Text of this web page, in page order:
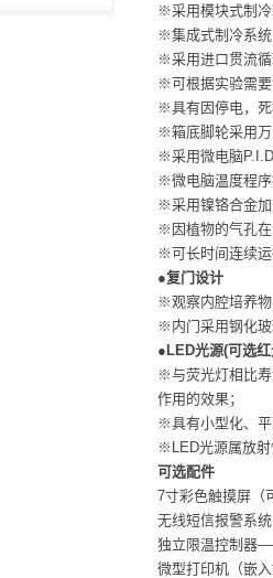
※采用模块式制冷
※集成式制冷系统
※采用进口贯流循
※可根据实验需要
※具有因停电，死
※箱底脚轮采用万
※采用微电脑
※微电脑温度程序
※采用镍铬合金加
※因植物的气孔在
※可长时间连续运
●复门设计
※观察内腔培养物
※内门采用钢化玻
●LED光源(可选
※与荧光灯相比
作用的效果；
※具有小型化、平
※LED光源属放射
可选配件
7寸彩色触摸
无线短信报警
独立限温控
微型打印机